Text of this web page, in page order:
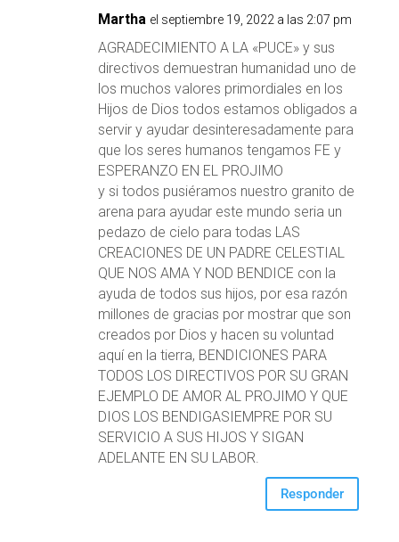
Martha el septiembre 19, 2022 a las 2:07 pm
AGRADECIMIENTO A LA «PUCE» y sus
directivos demuestran humanidad uno de
los muchos valores primordiales en los
Hijos de Dios todos estamos obligados a
servir y ayudar desinteresadamente para
que los seres humanos tengamos FE y
ESPERANZO EN EL PROJIMO
y si todos pusiéramos nuestro granito de
arena para ayudar este mundo seria un
pedazo de cielo para todas LAS
CREACIONES DE UN PADRE CELESTIAL
QUE NOS AMA Y NOD BENDICE con la
ayuda de todos sus hijos, por esa razón
millones de gracias por mostrar que son
creados por Dios y hacen su voluntad
aquí en la tierra, BENDICIONES PARA
TODOS LOS DIRECTIVOS POR SU GRAN
EJEMPLO DE AMOR AL PROJIMO Y QUE
DIOS LOS BENDIGASIEMPRE POR SU
SERVICIO A SUS HIJOS Y SIGAN
ADELANTE EN SU LABOR.
Responder